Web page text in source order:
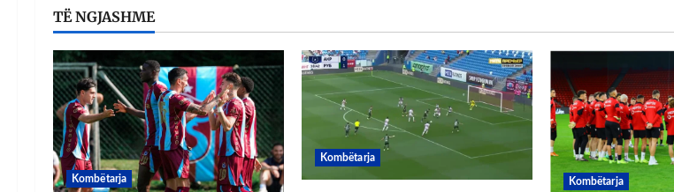
TË NGJASHME
Kombëtarja
Kombëtarja
Kombëtarja